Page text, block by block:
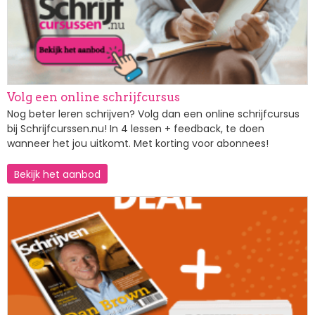
Volg een online schrijfcursus
Nog beter leren schrijven? Volg dan een online schrijfcursus
bij Schrijfcurssen.nu! In 4 lessen + feedback, te doen
wanneer het jou uitkomt. Met korting voor abonnees!
Bekijk het aanbod